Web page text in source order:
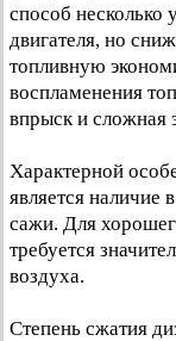
способ несколько
двигателя, но
топливную
воспламенения
впрыск и сложная
Характерной
является наличие
сажи. Для
требуется
воздуха.
Степень сжатия